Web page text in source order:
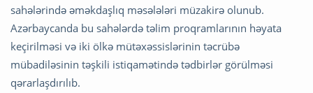
sahələrində əməkdaşlıq məsələləri müzakirə olunub.
Azərbaycanda bu sahələrdə təlim proqramlarının həyata
keçirilməsi və iki ölkə mütəxəssislərinin təcrübə
mübadiləsinin təşkili istiqamətində tədbirlər görülməsi
qərarlaşdırılıb.